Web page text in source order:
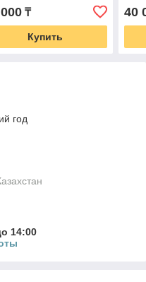
₸
Купить
40
год
14:00